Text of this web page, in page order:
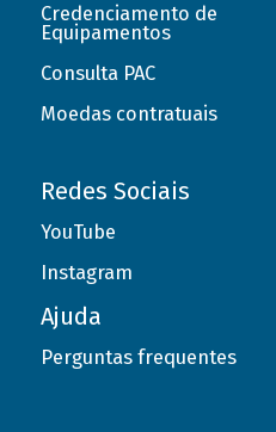
Credenciamento de
Equipamentos
Consulta PAC
Moedas contratuais
Redes Sociais
YouTube
Instagram
Ajuda
Perguntas frequentes